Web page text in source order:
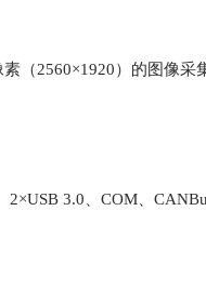
（2560×1920）的图像采
3.0、COM、